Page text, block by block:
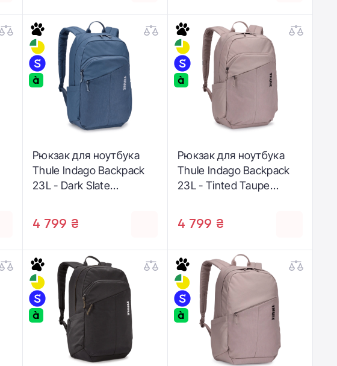
Рюкзак для ноутбука
Thule Indago Backpack
23L - Dark Slate
4 799 ₴
Рюкзак для ноутбука
Thule Indago Backpack
23L - Tinted Taupe
4 799 ₴